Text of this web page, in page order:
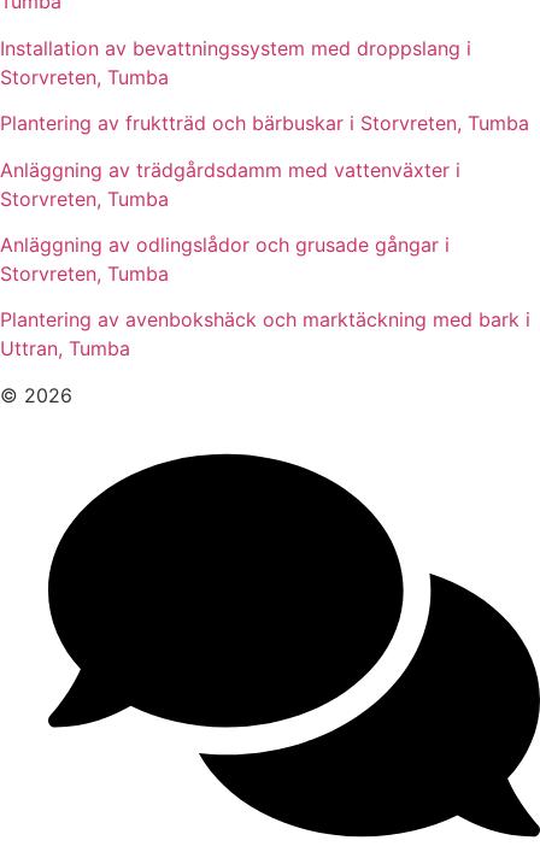
Installation av bevattningssystem med droppslang i
Storvreten, Tumba
Plantering av fruktträd och bärbuskar i Storvreten, Tumba
Anläggning av trädgårdsdamm med vattenväxter i
Storvreten, Tumba
Anläggning av odlingslådor och grusade gångar i
Storvreten, Tumba
Plantering av avenbokshäck och marktäckning med bark i
Uttran, Tumba
© 2026